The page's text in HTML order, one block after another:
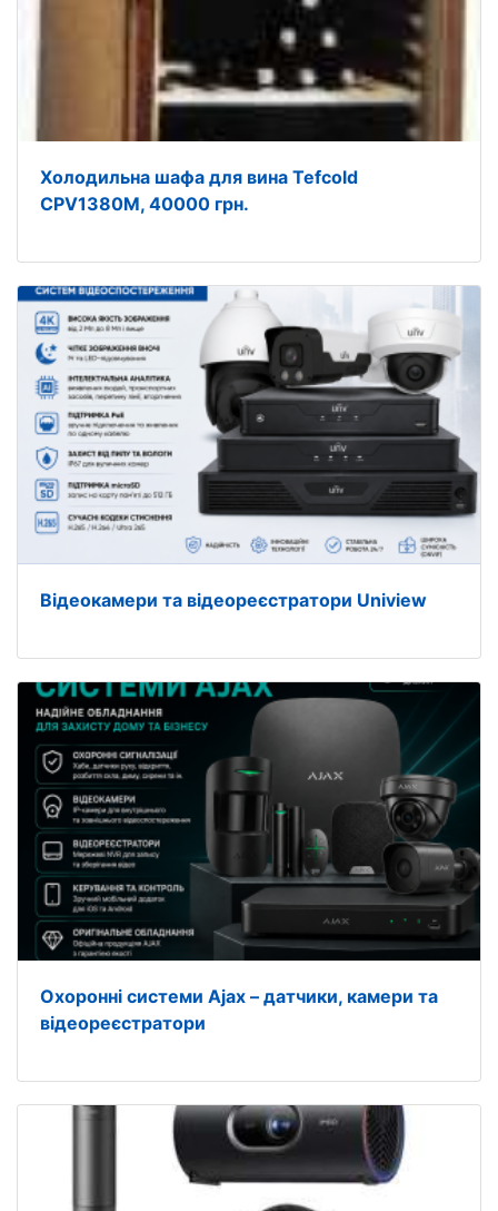
Холодильна шафа для вина Tefcold
CPV1380M, 40000 грн.
Відеокамери та відеореєстратори Uniview
Охоронні системи Ajax – датчики, камери та
відеореєстратори